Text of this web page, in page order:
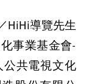
HiHi導覽先生
事業基金會-
共電視文化